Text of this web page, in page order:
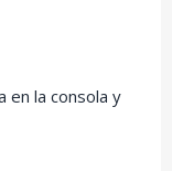
en la consola y